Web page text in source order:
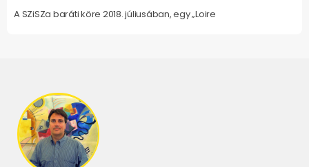
A SZiSZa baráti köre 2018. júliusában, egy „Loire